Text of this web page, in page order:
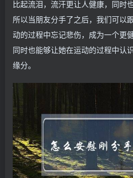
比起流泪，流汗更让人健康，同时
所以当朋友分手了之后，我们可以
动的过程中忘记悲伤，成为一个更
同时也能够让她在运动的过程中认
缘分。